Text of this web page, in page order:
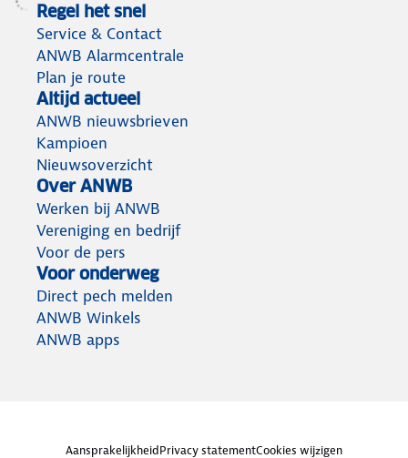
Regel het snel
Service & Contact
ANWB Alarmcentrale
Plan je route
Altijd actueel
ANWB nieuwsbrieven
Kampioen
Nieuwsoverzicht
Over ANWB
Werken bij ANWB
Vereniging en bedrijf
Voor de pers
Voor onderweg
Direct pech melden
ANWB Winkels
ANWB apps
AansprakelijkheidPrivacy statementCookies wijzigen